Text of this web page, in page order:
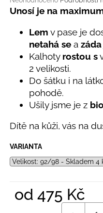
hodnocení
produktu
Unosí je na
Lem v pase je
netahá se a záda
Kalhoty rostou s
2 velikosti.
Do šátku i na
pohodě.
Ušily jsme je z
Dítě na kůži, vás na
VARIANTA
od 475 Kč
u
LETNÍ
KLOBOUČEK
OUŠKY
30
395